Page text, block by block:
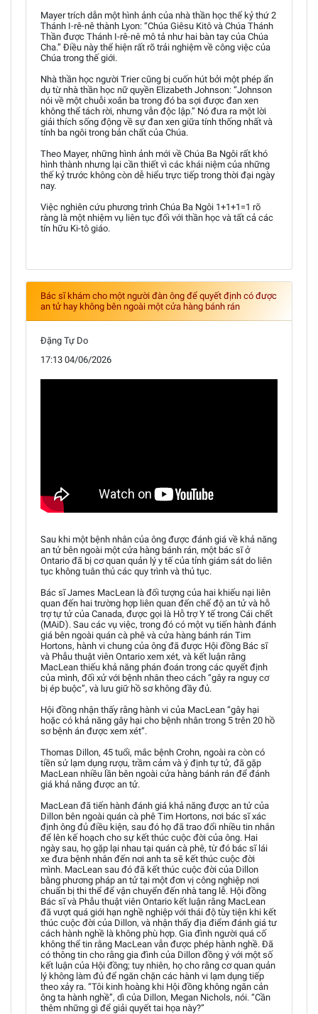
Mayer trích dẫn một hình ảnh của nhà thần học thế kỷ thứ 2
Thánh I-rê-nê thành Lyon: “Chúa Giêsu Kitô và Chúa Thánh
Thần được Thánh I-rê-nê mô tả như hai bàn tay của Chúa
Cha.” Điều này thể hiện rất rõ trải nghiệm về công việc của
Chúa trong thế giới.
Nhà thần học người Trier cũng bị cuốn hút bởi một phép ẩn
dụ từ nhà thần học nữ quyền Elizabeth Johnson: “Johnson
nói về một chuỗi xoắn ba trong đó ba sợi được đan xen
không thể tách rời, nhưng vẫn độc lập.” Nó đưa ra một lời
giải thích sống động về sự đan xen giữa tính thống nhất và
tính ba ngôi trong bản chất của Chúa.
Theo Mayer, những hình ảnh mới về Chúa Ba Ngôi rất khó
hình thành nhưng lại cần thiết vì các khái niệm của những
thế kỷ trước không còn dễ hiểu trực tiếp trong thời đại ngày
nay.
Việc nghiên cứu phương trình Chúa Ba Ngôi 1+1+1=1 rõ
ràng là một nhiệm vụ liên tục đối với thần học và tất cả các
tín hữu Ki-tô giáo.
Bác sĩ khám cho một người đàn ông để quyết định có được
an tử hay không bên ngoài một cửa hàng bánh rán
Đặng Tự Do
17:13 04/06/2026
Sau khi một bệnh nhân của ông được đánh giá về khả năng
an tử bên ngoài một cửa hàng bánh rán, một bác sĩ ở
Ontario đã bị cơ quan quản lý y tế của tỉnh giám sát do liên
tục không tuân thủ các quy trình và thủ tục.
Bác sĩ James MacLean là đối tượng của hai khiếu nại liên
quan đến hai trường hợp liên quan đến chế độ an tử và hỗ
trợ tự tử của Canada, được gọi là Hỗ trợ Y tế trong Cái chết
(MAiD). Sau các vụ việc, trong đó có một vụ tiến hành đánh
giá bên ngoài quán cà phê và cửa hàng bánh rán Tim
Hortons, hành vi chung của ông đã được Hội đồng Bác sĩ
và Phẫu thuật viên Ontario xem xét, và kết luận rằng
MacLean thiếu khả năng phán đoán trong các quyết định
của mình, đối xử với bệnh nhân theo cách “gây ra nguy cơ
bị ép buộc”, và lưu giữ hồ sơ không đầy đủ.
Hội đồng nhận thấy rằng hành vi của MacLean “gây hại
hoặc có khả năng gây hại cho bệnh nhân trong 5 trên 20 hồ
sơ bệnh án được xem xét”.
Thomas Dillon, 45 tuổi, mắc bệnh Crohn, ngoài ra còn có
tiền sử lạm dụng rượu, trầm cảm và ý định tự tử, đã gặp
MacLean nhiều lần bên ngoài cửa hàng bánh rán để đánh
giá khả năng được an tử.
MacLean đã tiến hành đánh giá khả năng được an tử của
Dillon bên ngoài quán cà phê Tim Hortons, nơi bác sĩ xác
định ông đủ điều kiện, sau đó họ đã trao đổi nhiều tin nhắn
để lên kế hoạch cho sự kết thúc cuộc đời của ông. Hai
ngày sau, họ gặp lại nhau tại quán cà phê, từ đó bác sĩ lái
xe đưa bệnh nhân đến nơi anh ta sẽ kết thúc cuộc đời
mình. MacLean sau đó đã kết thúc cuộc đời của Dillon
bằng phương pháp an tử tại một đơn vị công nghiệp nơi
chuẩn bị thi thể để vận chuyển đến nhà tang lễ. Hội đồng
Bác sĩ và Phẫu thuật viên Ontario kết luận rằng MacLean
đã vượt quá giới hạn nghề nghiệp với thái độ tùy tiện khi kết
thúc cuộc đời của Dillon, và nhận thấy địa điểm đánh giá tư
cách hành nghề là không phù hợp. Gia đình người quá cố
không thể tin rằng MacLean vẫn được phép hành nghề. Đã
có thông tin cho rằng gia đình của Dillon đồng ý với một số
kết luận của Hội đồng; tuy nhiên, họ cho rằng cơ quan quản
lý không làm đủ để ngăn chặn các hành vi lạm dụng tiếp
theo xảy ra. “Tôi kinh hoàng khi Hội đồng không ngăn cản
ông ta hành nghề”, dì của Dillon, Megan Nichols, nói. “Cần
thêm những gì để giải quyết tai họa này?”